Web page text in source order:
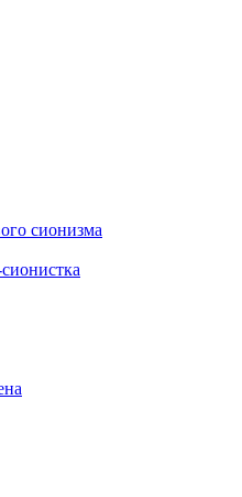
сионизма